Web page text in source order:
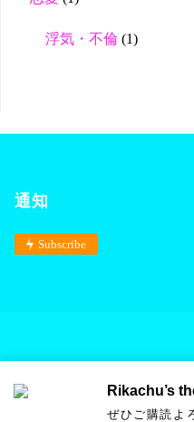
浮気・不倫 (1)
通知
Subscribe
Powered by
Rikachu’s
ぜひご購読よ